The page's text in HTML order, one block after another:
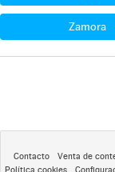
Zamora
Contacto Venta de